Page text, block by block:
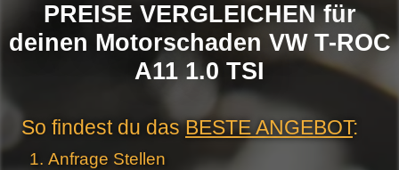
PREISE VERGLEICHEN für
deinen Motorschaden VW T-ROC
A11 1.0 TSI
So findest du dasBESTE ANGEBOT:
Anfrage Stellen